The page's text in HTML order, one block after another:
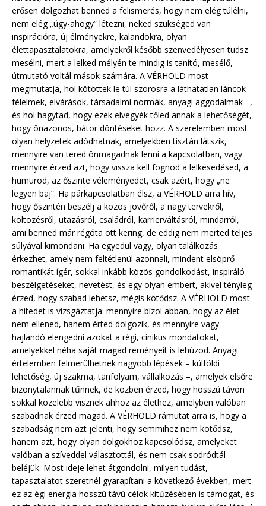
erősen dolgozhat benned a felismerés, hogy nem elég túlélni,
nem elég „úgy-ahogy” létezni, neked szükséged van
inspirációra, új élményekre, kalandokra, olyan
élettapasztalatokra, amelyekről később szenvedélyesen tudsz
mesélni, mert a lelked mélyén te mindig is tanító, mesélő,
útmutató voltál mások számára. A VÉRHOLD most
megmutatja, hol kötöttek le túl szorosra a láthatatlan láncok –
félelmek, elvárások, társadalmi normák, anyagi aggodalmak –,
és hol hagytad, hogy ezek elvegyék tőled annak a lehetőségét,
hogy önazonos, bátor döntéseket hozz. A szerelemben most
olyan helyzetek adódhatnak, amelyekben tisztán látszik,
mennyire van tered önmagadnak lenni a kapcsolatban, vagy
mennyire érzed azt, hogy vissza kell fognod a lelkesedésed, a
humurod, az őszinte véleményedet, csak azért, hogy „ne
legyen baj”. Ha párkapcsolatban élsz, a VÉRHOLD arra hív,
hogy őszintén beszélj a közös jövőről, a nagy tervekről,
költözésről, utazásról, családról, karrierváltásról, mindarról,
ami benned már régóta ott kering, de eddig nem merted teljes
súlyával kimondani. Ha egyedül vagy, olyan találkozás
érkezhet, amely nem feltétlenül azonnali, mindent elsöprő
romantikát ígér, sokkal inkább közös gondolkodást, inspiráló
beszélgetéseket, nevetést, és egy olyan embert, akivel tényleg
érzed, hogy szabad lehetsz, mégis kötődsz. A VÉRHOLD most
a hitedet is vizsgáztatja: mennyire bízol abban, hogy az élet
nem ellened, hanem érted dolgozik, és mennyire vagy
hajlandó elengedni azokat a régi, cinikus mondatokat,
amelyekkel néha saját magad reményeit is lehúzod. Anyagi
értelemben felmerülhetnek nagyobb lépések – külföldi
lehetőség, új szakma, tanfolyam, vállalkozás –, amelyek elsőre
bizonytalannak tűnnek, de közben érzed, hogy hosszú távon
sokkal közelebb visznek ahhoz az élethez, amelyben valóban
szabadnak érzed magad. A VÉRHOLD rámutat arra is, hogy a
szabadság nem azt jelenti, hogy semmihez nem kötődsz,
hanem azt, hogy olyan dolgokhoz kapcsolódsz, amelyeket
valóban a szíveddel választottál, és nem csak sodródtál
beléjük. Most ideje lehet átgondolni, milyen tudást,
tapasztalatot szeretnél gyarapítani a következő években, mert
ez az égi energia hosszú távú célok kitűzésében is támogat, és